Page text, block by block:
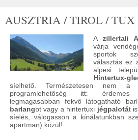
AUSZTRIA / TIROL / TUX
A zillertali
várja
sportok
választás ez
alpesi
Hintertux-
síelhető. Természetesen nem
programlehetőség itt:
legmagasabban fekvő látogatható
barlangot vagy a hintertuxi jégpalotát
síelés, válogasson a kínálatunkban
apartman) közül!